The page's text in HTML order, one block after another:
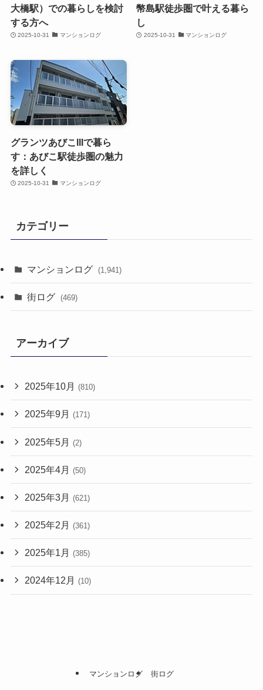
大橋駅）での暮らしを検討
する方へ
2025-10-31 マンションログ
幣島駅徒歩圏で叶える暮ら
し
2025-10-31 マンションログ
グランツあびこIIIで暮ら
す：あびこ駅徒歩圏の魅力
を詳しく
2025-10-31 マンションログ
カテゴリー
マンションログ (1,941)
街ログ (469)
アーカイブ
2025年10月 (810)
2025年9月 (171)
2025年5月 (2)
2025年4月 (50)
2025年3月 (621)
2025年2月 (361)
2025年1月 (385)
2024年12月 (10)
マンションログ 街ログ